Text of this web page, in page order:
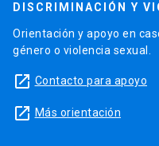
DISCRIMINACIÓN Y
Orientación y apoyo en
género o violencia sexual.
launch Contacto para apoyo
launch Más orientación